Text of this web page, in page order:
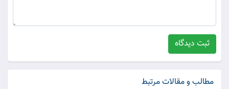
ثبت دیدگاه
مطالب و مقالات مرتبط